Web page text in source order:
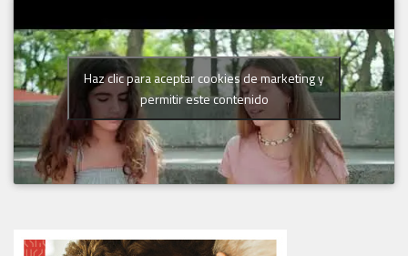
Haz clic para aceptar cookies de marketing y
permitir este contenido